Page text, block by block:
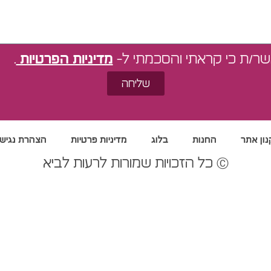
ת כי קראתי והסכמתי ל- מדיניות הפרטיות .
שליחה
אתר החנות בלוג מדיניות פרטיות הצהרת
Ⓒ כל הזכויות שמורות לרעות לביא